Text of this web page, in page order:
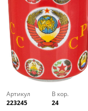
Артикул
223245
В кор.
24